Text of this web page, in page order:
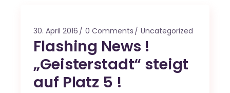
30. April 2016 0 Comments Uncategorized
Flashing News !
„Geisterstadt“ steigt
auf Platz 5 !